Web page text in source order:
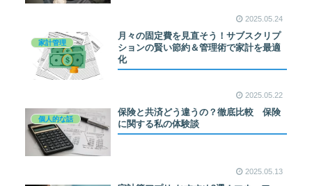
2025.05.24
家計管理
月々の固定費を見直そう！サブスクリプ
ションの賢い節約＆管理術で家計を最適
化
2025.05.22
個人的な話
保険と共済どう違うの？徹底比較 保険
に関する私の体験談
2025.05.13